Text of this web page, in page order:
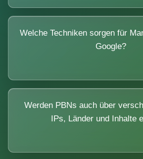
Welche Techniken sorgen für
Google?
Werden PBNs auch über
IPs, Länder und Inhalte